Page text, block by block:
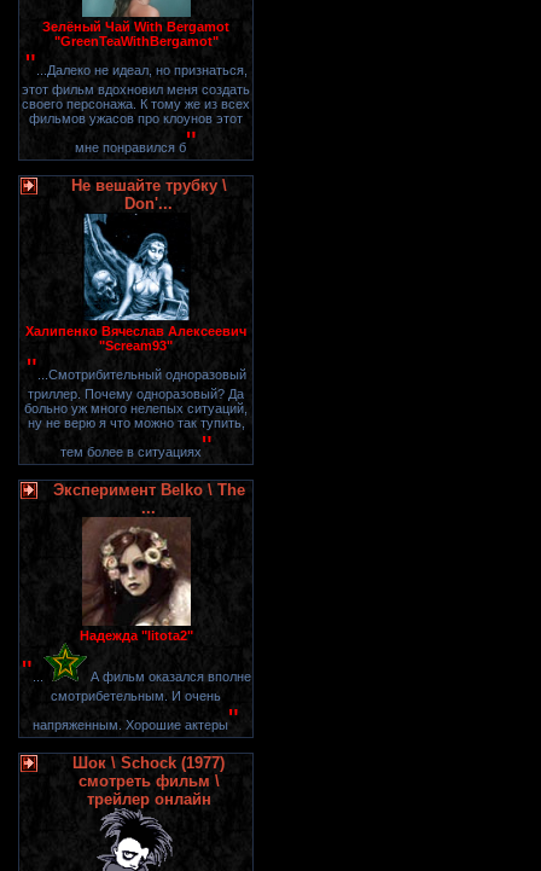
Зелёный Чай With Bergamot
"GreenTeaWithBergamot"
" ...Далеко не идеал, но признаться,
этот фильм вдохновил меня создать
своего персонажа. К тому же из всех
фильмов ужасов про клоунов этот
мне понравился б"
Не вешайте трубку \
Don'...
Халипенко Вячеслав Алексеевич
"Scream93"
" ...Смотрибительный одноразовый
триллер. Почему одноразовый? Да
больно уж много нелепых ситуаций,
ну не верю я что можно так тупить,
тем более в ситуациях"
Эксперимент Belko \ The
...
Надежда "litota2"
"
А фильм оказался вполне
смотрибетельным. И очень
напряженным. Хорошие актеры"
Шок \ Schock (1977)
смотреть фильм \
трейлер онлайн